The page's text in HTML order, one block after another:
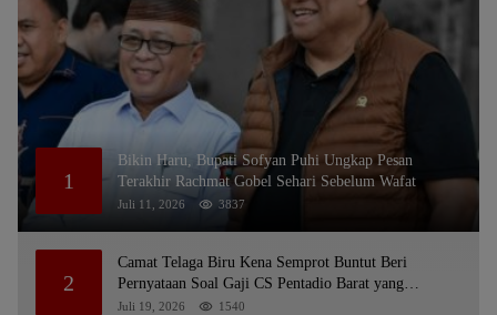
1
Bikin Haru, Bupati Sofyan Puhi Ungkap Pesan
Terakhir Rachmat Gobel Sehari Sebelum Wafat
Juli 11, 2026 3837
2
Camat Telaga Biru Kena Semprot Buntut Beri
Pernyataan Soal Gaji CS Pentadio Barat yang
Nunggak
Juli 19, 2026 1540